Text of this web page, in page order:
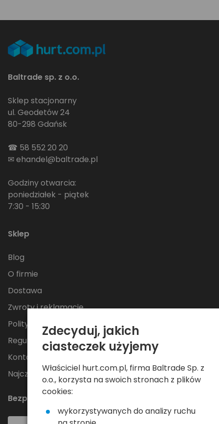
Baltrade sp. z o.o.
Sklep stacjonarny
ul. Geodetów 24
80-298 Gdańsk
☎ 58 552 20 20
✉ehandel@baltrade.pl
Godziny otwarcia:
poniedziałek - piątek
7:30 - 15:30
Sklep
Blog
O firmie
Dostawa
Zwroty i reklamacje
Polityka Prywatności
Regulamin
Kontakt
Najczęściej zadawane pytania
Bezpieczne płatności
Zdecyduj, jakich
ciasteczek użyjemy
Właściciel hurt.com.pl, firma Baltrade Sp. z
o.o., korzysta na swoich stronach z plików
cookies:
wykorzystywanych do analizy ruchu